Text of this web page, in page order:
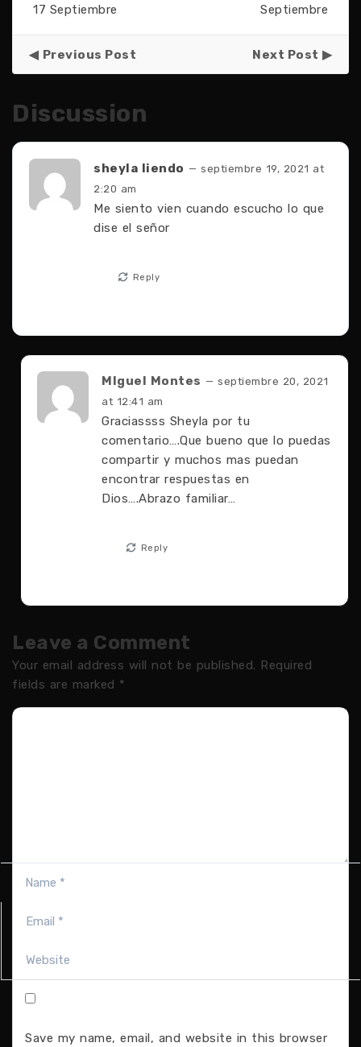
17 Septiembre
Septiembre
Previous Post Next Post
Discussion
sheyla liendo — septiembre 19, 2021 at
2:20 am
Me siento vien cuando escucho lo que
dise el señor
Reply
MIguel Montes — septiembre 20, 2021
at 12:41 am
Graciassss Sheyla por tu
comentario….Que bueno que lo puedas
compartir y muchos mas puedan
encontrar respuestas en
Dios….Abrazo familiar…
Reply
Leave a Comment
Your email address will not be published. Required
fields are marked *
Save my name, email, and website in this browser